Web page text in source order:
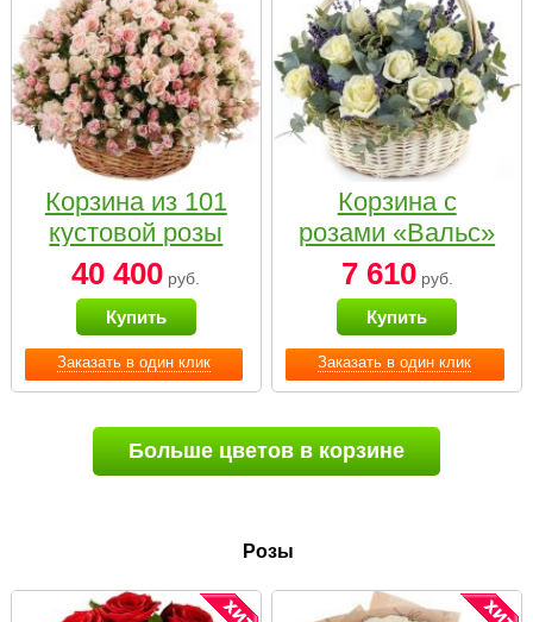
Заказать в один клик
Корзина из 101
кустовой розы
нежных тонов
40 400 руб.
Купить
Заказать в один клик
Корзина с
розами «Вальс»
7 610руб.
Купить
Больше цветов в корзине
Розы